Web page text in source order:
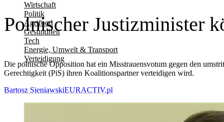
Wirtschaft
Politik
Agrifood
Gesundheit
Tech
Energie, Umwelt & Transport
Verteidigung
Polnischer Justizminister
Die polnische Opposition hat ein Misstrauensvotum gegen den
Gerechtigkeit (PiS) ihren Koalitionspartner verteidigen wird.
Bartosz SieniawskiEURACTIV.pl